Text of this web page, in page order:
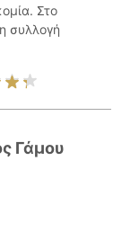
Στο
συλλογή
Γάμου